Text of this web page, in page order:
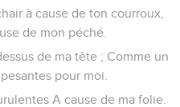
à cause de ton courroux,
de mon péché.
de ma tête ; Comme un
pour moi.
A cause de ma folie.